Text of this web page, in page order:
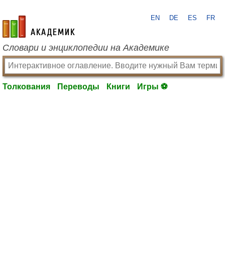
academic.ru
EN DE ES FR
Словари и энциклопедии на Академике
Толкования Переводы Книги Игры ⚽